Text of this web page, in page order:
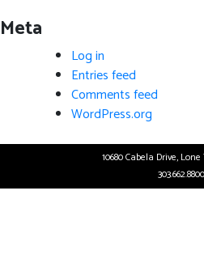
Meta
Log in
Entries feed
Comments feed
WordPress.org
10680 Cabela Drive, Lone
303.662.8800